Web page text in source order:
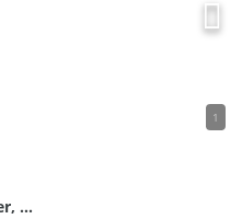
1
Departamento 2AMB en alquiler, Barrio Las Mercedes, Pilar 100